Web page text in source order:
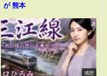
が 熊本
感想